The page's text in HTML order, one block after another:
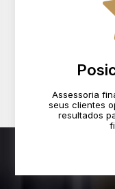
Assessoria
seus clientes
resultados